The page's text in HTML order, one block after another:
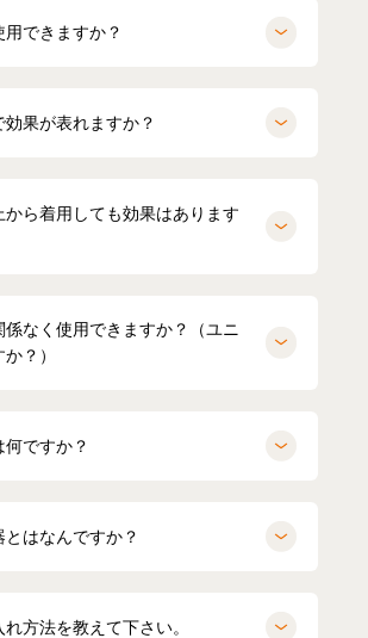
できますか？
効果が表れますか？
から着用しても効果はあります
係なく使用できますか？（ユニ
？）
ですか？
はなんですか？
方法を教えて下さい。